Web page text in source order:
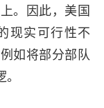
。因此，美国
现实可行性不
如将部分部队